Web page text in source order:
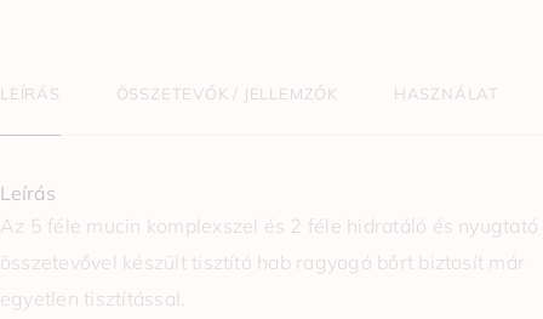
LEÍRÁS ÖSSZETEVŐK / JELLEMZŐK HASZNÁLAT
Leírás
Az 5 féle mucin komplexszel és 2 féle hidratáló és nyugtató
összetevővel készült tisztító hab ragyogó bőrt biztosít már
egyetlen tisztítással.